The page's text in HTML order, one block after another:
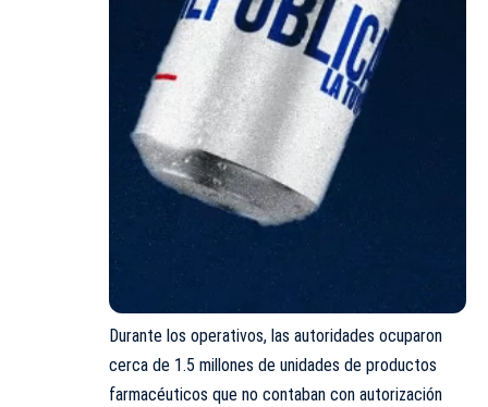
Durante los operativos, las autoridades ocuparon
cerca de 1.5 millones de unidades de productos
farmacéuticos que no contaban con autorización